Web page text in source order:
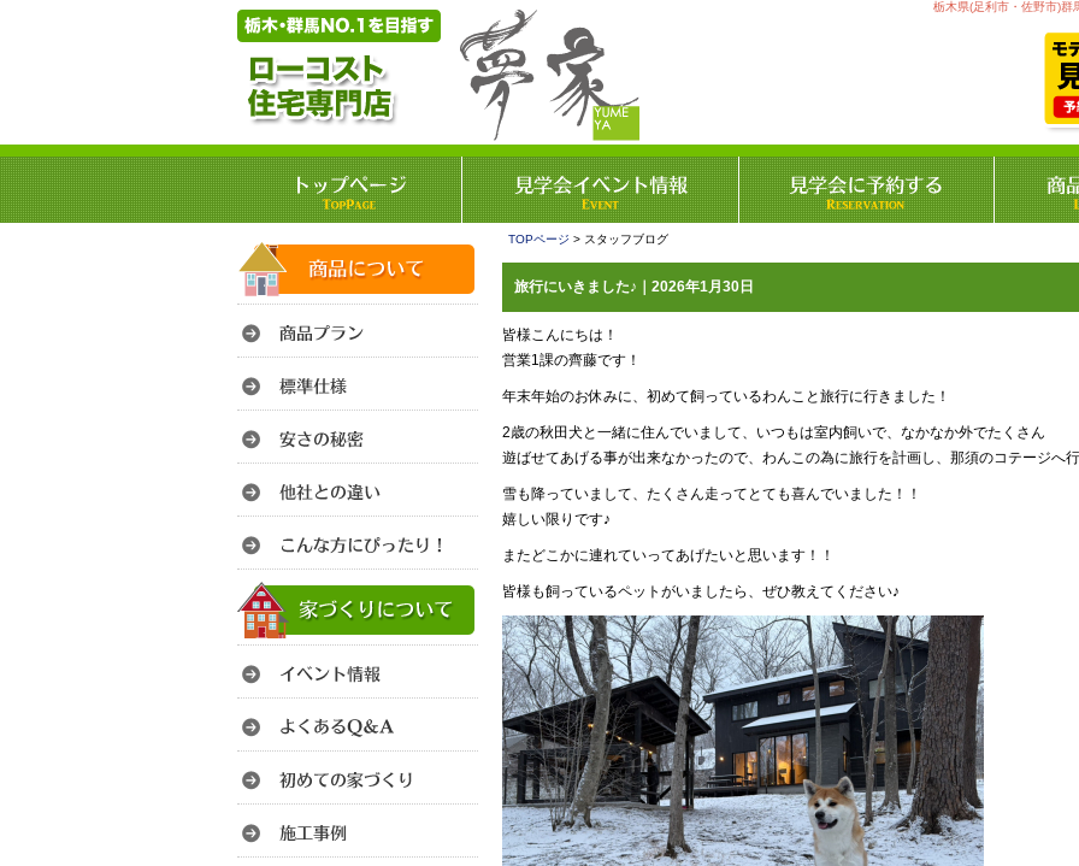
栃木県(足利市・佐野市)群
TOPページ > スタッフブログ
旅行にいきました♪｜2026年1月30日
皆様こんにちは！
営業1課の齊藤です！
年末年始のお休みに、初めて飼っているわんこと旅行に行きました！
2歳の秋田犬と一緒に住んでいまして、いつもは室内飼いで、なかなか外でたくさん
遊ばせてあげる事が出来なかったので、わんこの為に旅行を計画し、那須のコテージへ
雪も降っていまして、たくさん走ってとても喜んでいました！！
嬉しい限りです♪
またどこかに連れていってあげたいと思います！！
皆様も飼っているペットがいましたら、ぜひ教えてください♪